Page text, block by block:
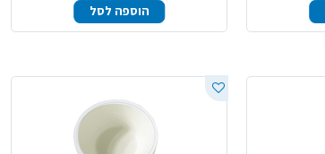
הוספה לסל